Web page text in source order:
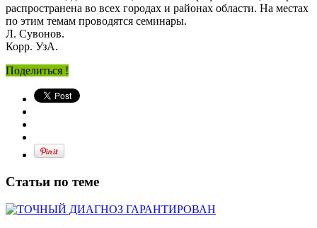
распространена во всех городах и районах области. На местах
по этим темам проводятся семинары.
Л. Сувонов.
Корр. УзА.
Поделиться !
Статьи по теме